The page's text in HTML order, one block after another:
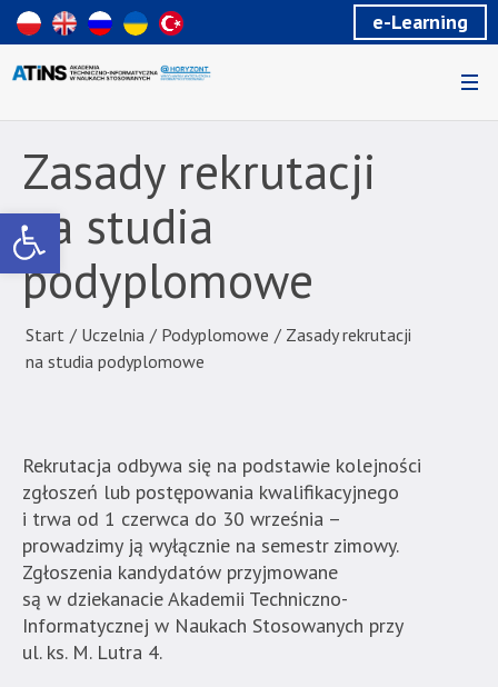
Wiadomość
dla
uzytkowników
ekranowychZnajdujesz
podstronie
"Zasady
rekrutacji
na
studia
podyplomowe
Naukach
Stosowanych".
Strona
jest
wyposażona
menu
Otwórz pasek narzędzi
e-Learning
Zasady rekrutacji
na studia
podyplomowe
Start / Uczelnia / Podyplomowe / Zasady rekrutacji
na studia podyplomowe
Rekrutacja odbywa się na podstawie kolejności
zgłoszeń lub postępowania kwalifikacyjnego
i trwa od 1 czerwca do 30 września –
prowadzimy ją wyłącznie na semestr zimowy.
Zgłoszenia kandydatów przyjmowane
są w dziekanacie Akademii Techniczno-
Informatycznej w Naukach Stosowanych przy
ul. ks. M. Lutra 4.